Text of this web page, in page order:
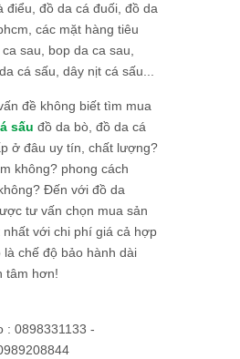
điểu, đồ da cá đuối, đồ da
các mặt hàng tiêu
sau, bop da ca sau,
cá sấu, dây nịt cá sấu...
đề không biết tìm mua
sấu đồ da bò, đồ da cá
ở đâu uy tín, chất lượng?
không? phong cách
Đến với đồ da
tư vấn chọn mua sản
nhất với chi phí giá cả hợp
là chế độ bảo hành dài
tâm hơn!
: 0898331133 -